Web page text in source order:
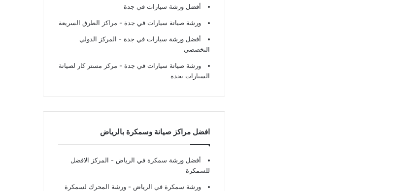
أفضل ورشة سيارات في جدة
ورشة صيانة سيارات في جدة - مراكز الطرق السريعة
أفضل ورشة سيارات في جدة - المركز الدولي
التخصصي
ورشة صيانة سيارات في جدة - مركز مستر كار لصيانة
السيارات بجدة
افضل مراكز صيانة وسمكرة بالرياض
أفضل ورشة سمكرة في الرياض - المركز الافضل
للسمكرة
ورشة سمكرة في الرياض - ورشة المحرك لسمكرة